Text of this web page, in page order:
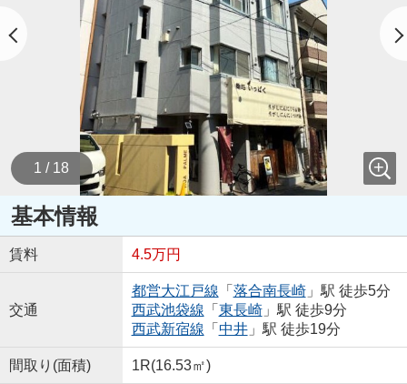
1 / 18
基本情報
賃料 4.5万円
交通
都営大江戸線 「 落合南長崎」駅 徒歩5分
西武池袋線 「 東長崎」駅 徒歩9分
西武新宿線 「 中井」駅 徒歩19分
間取り(面積) 1R(16.53㎡)